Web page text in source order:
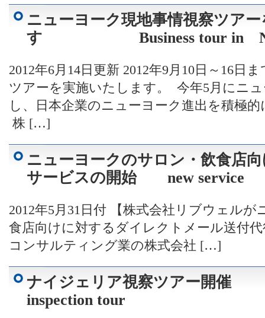
ニューヨーク現地事情視察ツア
す Business tour in
2012年6月14日更新 2012年9月10日～16日
ツアーを実施いたします。 今年5月にニ
し、日本企業のニューヨーク進出を積極
株 […]
ニューヨークのサロン・飲食店
サービスの開始 new service
2012年5月31日付 【株式会社リブウェル
食店向けに対するダイレクトメール送
コンサルティング業の株式会社 […]
ナイジェリア視察ツアー開
inspection tour